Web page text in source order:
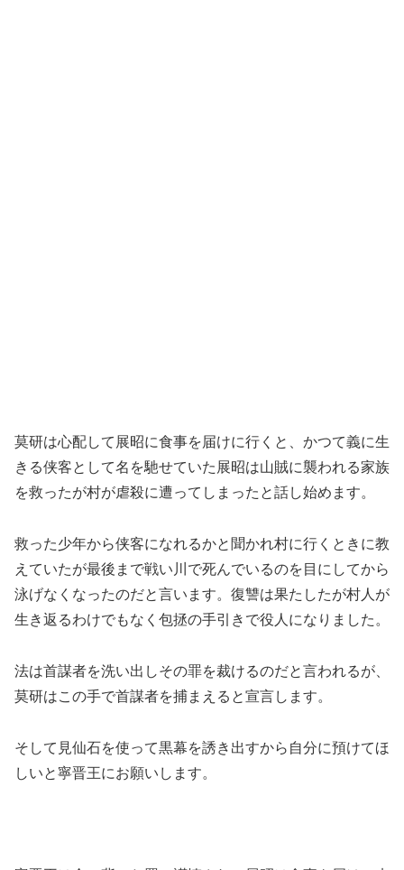
莫研は心配して展昭に食事を届けに行くと、かつて義に生
きる侠客として名を馳せていた展昭は山賊に襲われる家族
を救ったが村が虐殺に遭ってしまったと話し始めます。
救った少年から侠客になれるかと聞かれ村に行くときに教
えていたが最後まで戦い川で死んでいるのを目にしてから
泳げなくなったのだと言います。復讐は果たしたが村人が
生き返るわけでもなく包拯の手引きで役人になりました。
法は首謀者を洗い出しその罪を裁けるのだと言われるが、
莫研はこの手で首謀者を捕まえると宣言します。
そして見仙石を使って黒幕を誘き出すから自分に預けてほ
しいと寧晋王にお願いします。